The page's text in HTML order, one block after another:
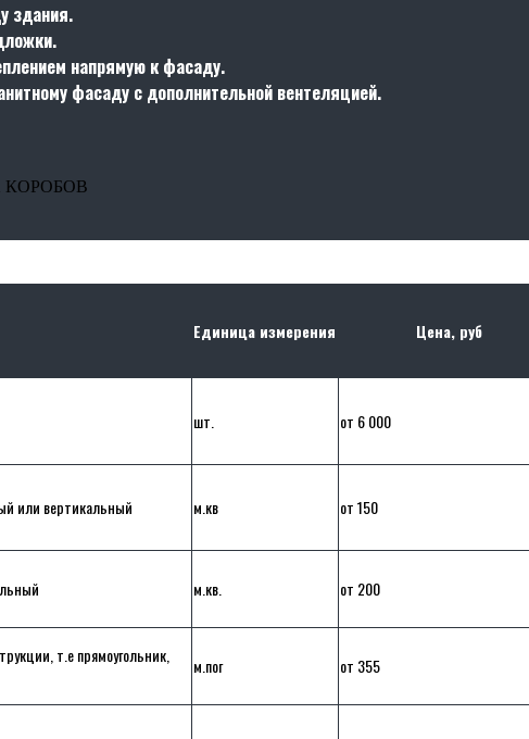
здания.
напрямую к фасаду.
фасаду с дополнительной вентеляцией.
Единица измерения Цена, руб
шт. от 6 000
или вертикальный м.кв от 150
м.кв. от 200
т.е прямоугольник,
м.пог от 355